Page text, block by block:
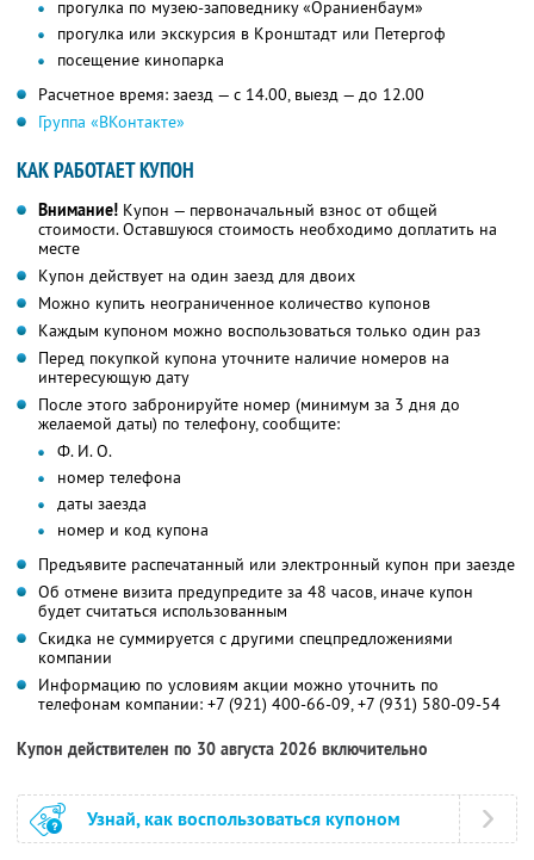
прогулка по музею-заповеднику «Ораниенбаум»
прогулка или экскурсия в Кронштадт или Петергоф
посещение кинопарка
Расчетное время: заезд — с 14.00, выезд — до 12.00
Группа «ВКонтакте»
КАК РАБОТАЕТ КУПОН
Внимание! Купон — первоначальный взнос от общей
стоимости. Оставшуюся стоимость необходимо доплатить на
месте
Купон действует на один заезд для двоих
Можно купить неограниченное количество купонов
Каждым купоном можно воспользоваться только один раз
Перед покупкой купона уточните наличие номеров на
интересующую дату
После этого забронируйте номер (минимум за 3 дня до
желаемой даты) по телефону, сообщите:
Ф. И. О.
номер телефона
даты заезда
номер и код купона
Предъявите распечатанный или электронный купон при заезде
Об отмене визита предупредите за 48 часов, иначе купон
будет считаться использованным
Скидка не суммируется с другими спецпредложениями
компании
Информацию по условиям акции можно уточнить по
телефонам компании: +7 (921) 400-66-09, +7 (931) 580-09-54
Купон действителен по 30 августа 2026 включительно
Узнай, как воспользоваться купоном